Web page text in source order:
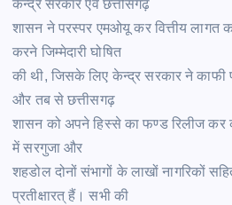
केन्द्र सरकार एवं छत्तीसगढ़
शासन ने परस्पर एमओयू कर वित्तीय लागत
करने जिम्मेदारी घोषित
की थी, जिसके लिए केन्द्र सरकार ने काफी
और तब से छत्तीसगढ़
शासन को अपने हिस्से का फण्ड रिलीज कर
में सरगुजा और
शहडोल दोनों संभागों के लाखों नागरिकों
प्रतीक्षारत् हैं। सभी की